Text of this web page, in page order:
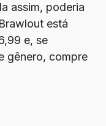
assim, poderia
está
e, se
gênero, compre